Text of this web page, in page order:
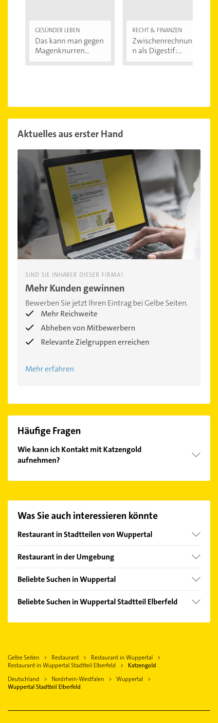
GESÜNDER LEBEN
Das kann man gegen
Magenknurren...
RECHT & FINANZEN
Zwischenrechnunge
n als Digestif:...
Aktuelles aus erster Hand
SIND SIE INHABER DIESER FIRMA?
Mehr Kunden gewinnen
Bewerben Sie jetzt Ihren Eintrag bei Gelbe Seiten.
Mehr Reichweite
Abheben von Mitbewerbern
Relevante Zielgruppen erreichen
Mehr erfahren
Häufige Fragen
Wie kann ich Kontakt mit Katzengold
aufnehmen?
Kontaktmöglichkeiten wie Adresse oder Mail in
finden Sie alleKontaktdaten.
Was Sie auch interessieren könnte
Restaurant in Stadtteilen von Wuppertal
Barmen
Cronenberg
Ronsdorf
Vohwinkel
Restaurant in der Umgebung
Remscheid
Haan Rheinland
Sprockhövel
Gevelsberg
Hattingen Ruhr
Beliebte Suchen in Wuppertal
Kammerjäger
Immobilienmakler
Heizungsbauer
Heizungsfirmen
Physikalische Therapie
Beliebte Suchen in Wuppertal Stadtteil Elberfeld
Kammerjäger
Heizung & Sanitär
Lüftungsanlagen
Gelbe Seiten Restaurant
Restaurant in Wuppertal
Restaurant in Wuppertal Stadtteil Elberfeld
Katzengold
Deutschland
Nordrhein-Westfalen
Wuppertal
Wuppertal Stadtteil Elberfeld